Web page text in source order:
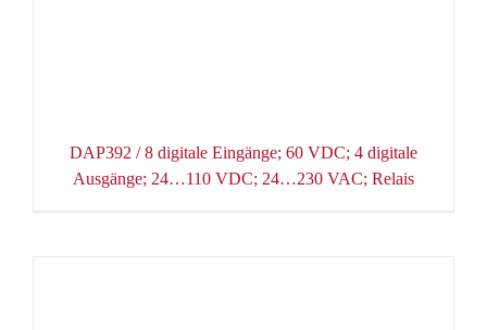
DAP392 / 8 digitale Eingänge; 60 VDC; 4 digitale
Ausgänge; 24…110 VDC; 24…230 VAC; Relais